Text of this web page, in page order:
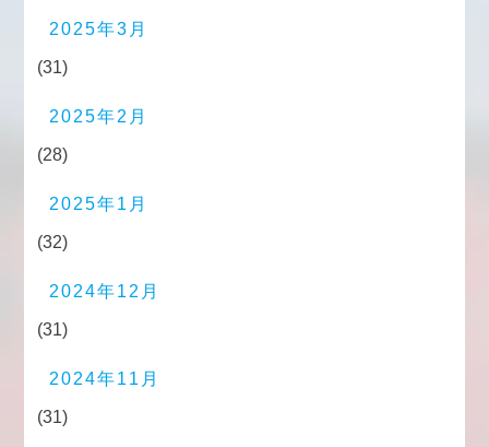
2025年3月
(31)
2025年2月
(28)
2025年1月
(32)
2024年12月
(31)
2024年11月
(31)